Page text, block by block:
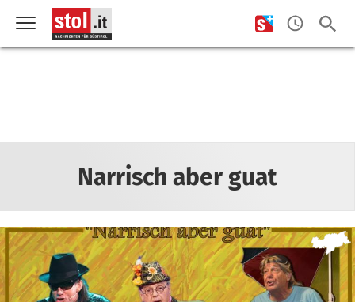
Narrisch aber guat